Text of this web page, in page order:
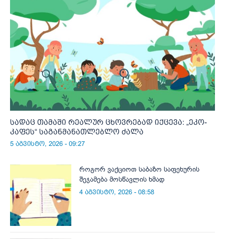
სადაც თამაში რეალურ ცხოვრებად იქცევა: „ეკო-
კაფეს“ საგანმანათლებლო ძალა
5 აგვისტო, 2026 - 09:27
როგორ ვაქციოთ საბაზო საფეხურის
შეჯამება მოსწავლის ხმად
4 აგვისტო, 2026 - 08:58